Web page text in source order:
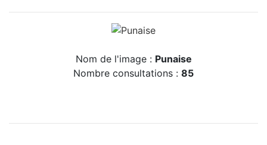
Nom de l'image : Punaise
Nombre consultations : 85